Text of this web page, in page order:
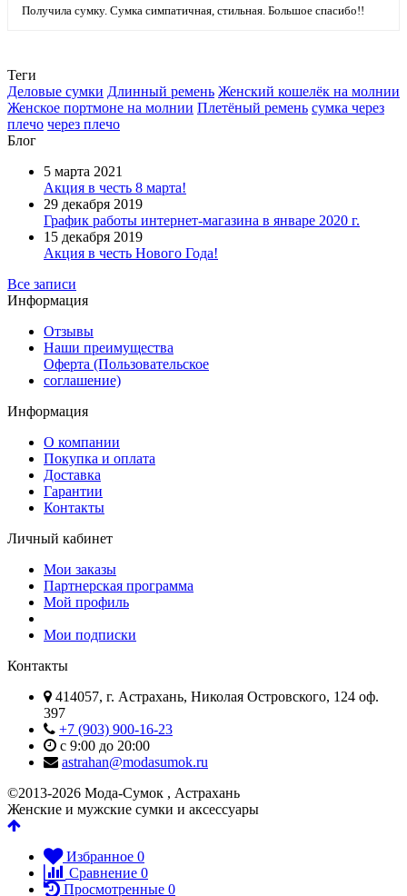
Получила сумку. Сумка симпатичная, стильная. Большое спасибо!!
Теги
Деловые сумки Длинный ремень Женский кошелёк на молнии
Женское портмоне на молнии Плетёный ремень сумка через
плечо через плечо
Блог
5 марта 2021
Акция в честь 8 марта!
29 декабря 2019
График работы интернет-магазина в январе 2020 г.
15 декабря 2019
Акция в честь Нового Года!
Все записи
Информация
Отзывы
Наши преимущества
Оферта (Пользовательское
соглашение)
Информация
О компании
Покупка и оплата
Доставка
Гарантии
Контакты
Личный кабинет
Мои заказы
Партнерская программа
Мой профиль
Мои подписки
Контакты
414057, г. Астрахань, Николая Островского, 124 оф.
397
+7 (903) 900-16-23
с 9:00 до 20:00
astrahan@modasumok.ru
©2013-2026 Мода-Сумок , Астрахань
Женские и мужские сумки и аксессуары
Избранное 0
Сравнение 0
Просмотренные 0